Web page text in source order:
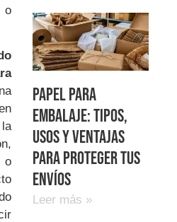
o
o
Papel para
embalaje: tipos,
usos y ventajas
para proteger tus
envíos
Leer más »